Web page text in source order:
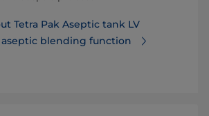
Tetra Pak Aseptic tank LV
blending function